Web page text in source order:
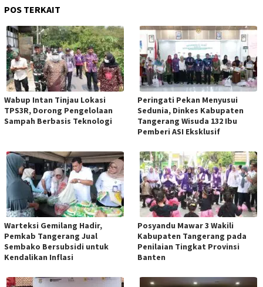
POS TERKAIT
Wabup Intan Tinjau Lokasi
TPS3R, Dorong Pengelolaan
Sampah Berbasis Teknologi
Peringati Pekan Menyusui
Sedunia, Dinkes Kabupaten
Tangerang Wisuda 132 Ibu
Pemberi ASI Eksklusif
Warteksi Gemilang Hadir,
Pemkab Tangerang Jual
Sembako Bersubsidi untuk
Kendalikan Inflasi
Posyandu Mawar 3 Wakili
Kabupaten Tangerang pada
Penilaian Tingkat Provinsi
Banten